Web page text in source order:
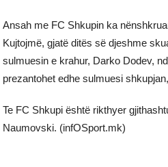
Ansah me FC Shkupin ka
Kujtojmë, gjatë ditës së djeshme
sulmuesin e krahur, Darko Dodev,
prezantohet edhe sulmuesi
Te FC Shkupi është rikthyer
Naumovski. (infOSport.mk)